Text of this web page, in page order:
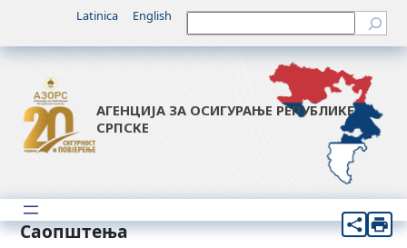
Latinica English Претрага
АГЕНЦИЈА ЗА ОСИГУРАЊЕ РЕПУБЛИКЕ
СРПСКЕ
Саопштења